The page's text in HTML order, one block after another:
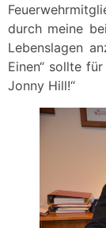
durch meine
Lebenslagen
Einen“ sollte
Jonny Hill!“